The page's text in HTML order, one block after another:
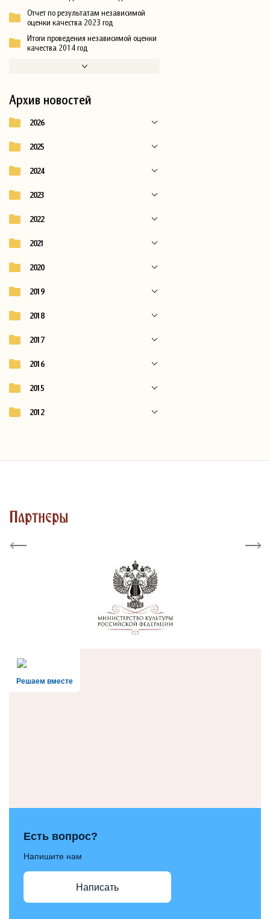
Отчет по результатам независимой
оценки качества 2023 год
Итоги проведения независимой оценки
качества 2014 год
Архив новостей
2026
2025
2024
2023
2022
2021
2020
2019
2018
2017
2016
2015
2012
Партнеры
Previous Next
Решаем вместе
Есть вопрос?
Напишите нам
Написать